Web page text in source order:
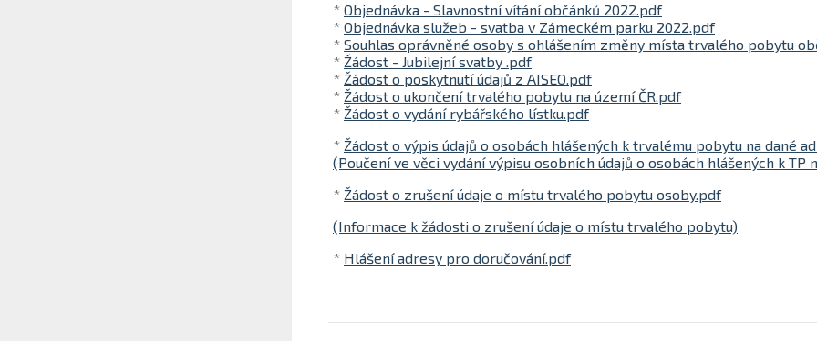
* Objednávka - Slavnostní vítání občánků 2022.pdf
* Objednávka služeb - svatba v Zámeckém parku 2022.pdf
* Souhlas oprávněné osoby s ohlášením změny místa trvalého pobytu
* Žádost - Jubilejní svatby .pdf
* Žádost o poskytnutí údajů z AISEO.pdf
* Žádost o ukončení trvalého pobytu na území ČR.pdf
* Žádost o vydání rybářského lístku.pdf
* Žádost o výpis údajů o osobách hlášených k trvalému pobytu na dané
(Poučení ve věci vydání výpisu osobních údajů o osobách hlášených k TP
* Žádost o zrušení údaje o místu trvalého pobytu osoby.pdf
(Informace k žádosti o zrušení údaje o místu trvalého pobytu)
* Hlášení adresy pro doručování.pdf